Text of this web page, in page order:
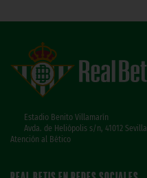
Estadio Benito Villamarín
Avda. de Heliópolis s/n, 41012 Sevilla
Atención al Bético